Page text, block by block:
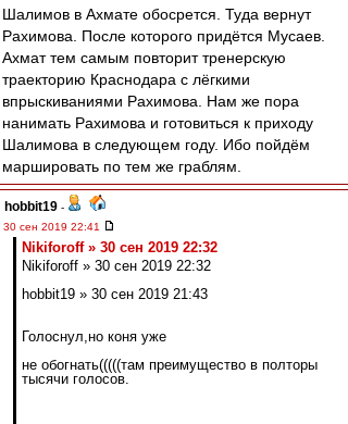
Шалимов в Ахмате обосрется. Туда вернут
Рахимова. После которого придётся Мусаев.
Ахмат тем самым повторит тренерскую
траекторию Краснодара с лёгкими
впрыскиваниями Рахимова. Нам же пора
нанимать Рахимова и готовиться к приходу
Шалимова в следующем году. Ибо пойдём
маршировать по тем же граблям.
hobbit19 -
30 сен 2019 22:41
Nikiforoff » 30 сен 2019 22:32
Nikiforoff » 30 сен 2019 22:32
hobbit19 » 30 сен 2019 21:43
Голоснул,но коня уже
не обогнать(((((там преимущество в полторы
тысячи голосов.